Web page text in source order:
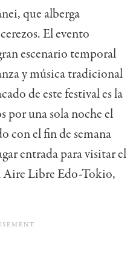
que alberga
El evento
escenario temporal
y música tradicional
de este festival es la
por una sola noche el
con el fin de semana
entrada para visitar el
Libre Edo-Tokio,